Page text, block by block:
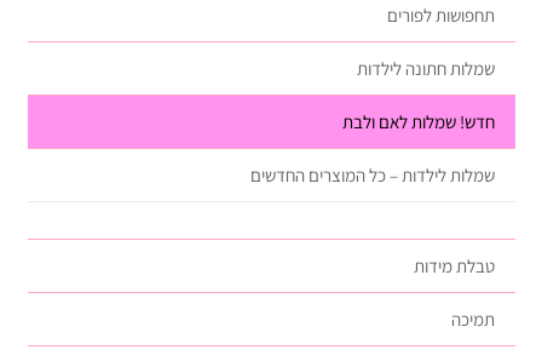
תחפושות לפורים
שמלות חתונה לילדות
חדש! שמלות לאם ולבת
שמלות לילדות – כל המוצרים החדשים
טבלת מידות
תמיכה